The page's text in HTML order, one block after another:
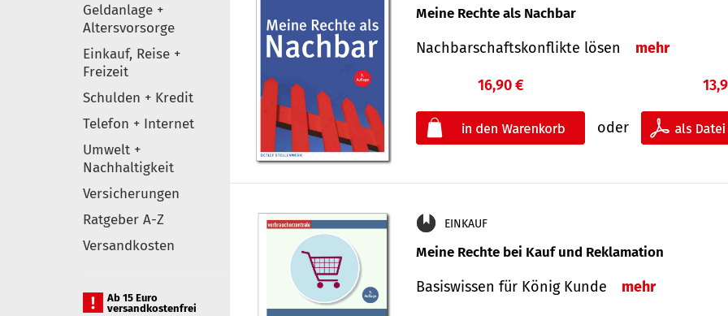
Geldanlage +
Altersvorsorge
Einkauf, Reise +
Freizeit
Schulden + Kredit
Telefon + Internet
Umwelt +
Nachhaltigkeit
Versicherungen
Ratgeber A-Z
Versandkosten
Ab 15 Euro
versandkostenfrei
Meine Rechte als Nachbar
Nach­bar­schafts­konflikte lösen mehr
16,90 €
oder
EINKAUF
Meine Rechte bei Kauf und Reklamation
Basiswissen für König Kunde mehr